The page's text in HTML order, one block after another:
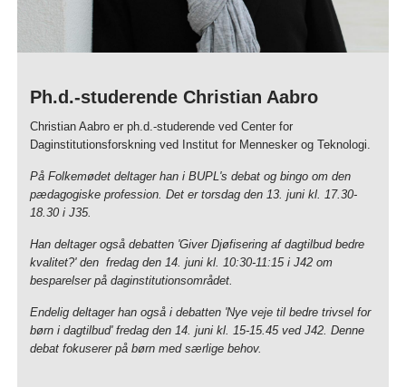
Ph.d.-studerende Christian Aabro
Christian Aabro er ph.d.-studerende ved Center for
Daginstitutionsforskning ved Institut for Mennesker og Teknologi.
På Folkemødet deltager han i BUPL's debat og bingo om den
pædagogiske profession. Det er torsdag den 13. juni kl. 17.30-
18.30 i J35.
Han deltager også debatten 'Giver Djøfisering af dagtilbud bedre
kvalitet?' den fredag den 14. juni kl. 10:30-11:15 i J42 om
besparelser på daginstitutionsområdet.
Endelig deltager han også i debatten 'Nye veje til bedre trivsel for
børn i dagtilbud' fredag den 14. juni kl. 15-15.45 ved J42. Denne
debat fokuserer på børn med særlige behov.